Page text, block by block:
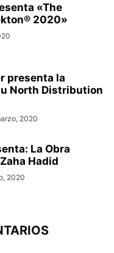
«The
2020»
presenta la
North Distribution
2020
La Obra
Hadid
2020